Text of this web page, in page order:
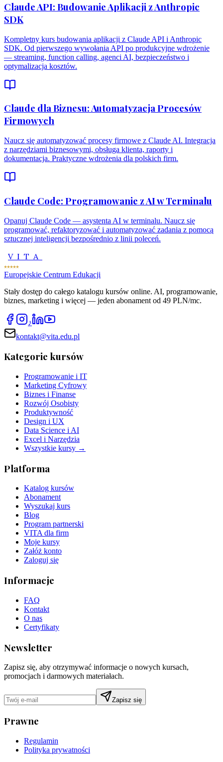
Claude API: Budowanie Aplikacji z Anthropic
SDK
Kompletny kurs budowania aplikacji z Claude API i Anthropic
SDK. Od pierwszego wywołania API po produkcyjne wdrożenie
— streaming, function calling, agenci AI, bezpieczeństwo i
optymalizacja kosztów.
Claude dla Biznesu: Automatyzacja Procesów
Firmowych
Naucz się automatyzować procesy firmowe z Claude AI. Integracja
z narzędziami biznesowymi, obsługa klienta, raporty i
dokumentacja. Praktyczne wdrożenia dla polskich firm.
Claude Code: Programowanie z AI w Terminalu
Opanuj Claude Code — asystenta AI w terminalu. Naucz się
programować, refaktoryzować i automatyzować zadania z pomocą
sztucznej inteligencji bezpośrednio z linii poleceń.
VITA
Europejskie Centrum Edukacji
Stały dostęp do całego katalogu kursów online. AI, programowanie,
biznes, marketing i więcej — jeden abonament od 49 PLN/mc.
♪
kontakt@vita.edu.pl
Kategorie kursów
Programowanie i IT
Marketing Cyfrowy
Biznes i Finanse
Rozwój Osobisty
Produktywność
Design i UX
Data Science i AI
Excel i Narzędzia
Wszystkie kursy →
Platforma
Katalog kursów
Abonament
Wyszukaj kurs
Blog
Program partnerski
VITA dla firm
Moje kursy
Załóż konto
Zaloguj się
Informacje
FAQ
Kontakt
O nas
Certyfikaty
Newsletter
Zapisz się, aby otrzymywać informacje o nowych kursach,
promocjach i darmowych materiałach.
Zapisz się
Prawne
Regulamin
Polityka prywatności